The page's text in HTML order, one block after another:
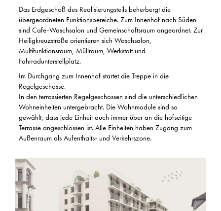
Das Erdgeschoß des Realisierungsteils beherbergt die
übergeordneten Funktionsbereiche. Zum Innenhof nach Süden
sind Cafe-Waschsalon und Gemeinschaftsraum angeordnet. Zur
Heiligkreuzstraße orientieren sich Waschsalon,
Multifunktionsraum, Müllraum, Werkstatt und
Fahrradunterstellplatz.
Im Durchgang zum Innenhof startet die Treppe in die
Regelgeschosse.
In den terrassierten Regelgeschossen sind die unterschiedlichen
Wohneinheiten untergebracht. Die Wohnmodule sind so
gewählt, dass jede Einheit auch immer über an die hofseitige
Terrasse angeschlossen ist. Alle Einheiten haben Zugang zum
Außenraum als Aufenthalts- und Verkehrszone.